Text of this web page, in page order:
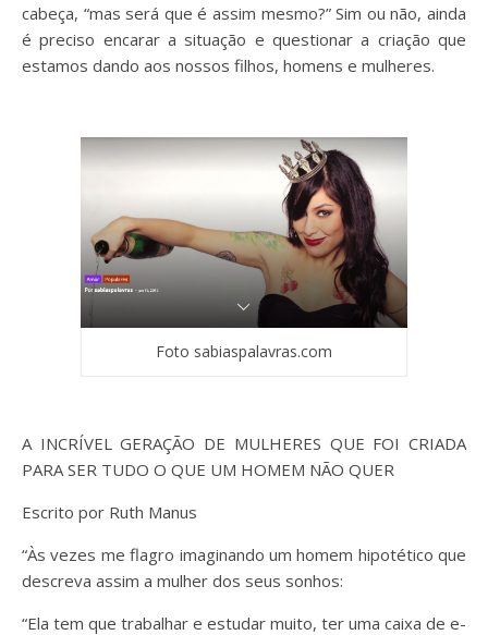
cabeça, “mas será que é assim mesmo?” Sim ou não, ainda
é preciso encarar a situação e questionar a criação que
estamos dando aos nossos filhos, homens e mulheres.
Foto sabiaspalavras.com
A INCRÍVEL GERAÇÃO DE MULHERES QUE FOI CRIADA
PARA SER TUDO O QUE UM HOMEM NÃO QUER
Escrito por Ruth Manus
“Às vezes me flagro imaginando um homem hipotético que
descreva assim a mulher dos seus sonhos:
“Ela tem que trabalhar e estudar muito, ter uma caixa de e-